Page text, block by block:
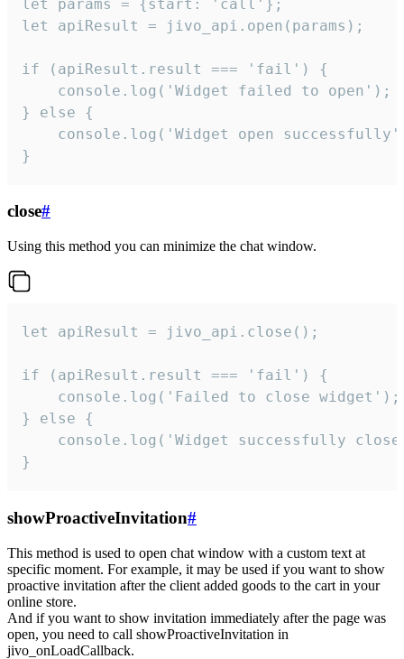
let params = {start: 'call'};
let apiResult = jivo_api.open(params);
if (apiResult.result === 'fail') {
    console.log('Widget failed to open');
} else {
console.log('Widget open
}
close#
Using this method you can minimize the chat window.
let apiResult = jivo_api.close();
if (apiResult.result === 'fail') {
    console.log('Failed to close widget');
} else {
console.log('Widget successfully
}
showProactiveInvitation#
This method is used to open chat window with a custom text at
specific moment. For example, it may be used if you want to show
proactive invitation after the client added goods to the cart in your
online store.
And if you want to show invitation immediately after the page was
open, you need to call showProactiveInvitation in
jivo_onLoadCallback.